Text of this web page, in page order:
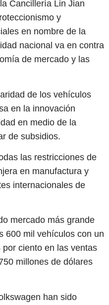
Cancillería Lin Jian
y
en nombre de la
nacional va en contra
de mercado y las
de los vehículos
en la innovación
en medio de la
de subsidios.
las restricciones de
en manufactura y
internacionales de
mercado más grande
600 mil vehículos con un
ciento en las ventas
millones de dólares
han sido